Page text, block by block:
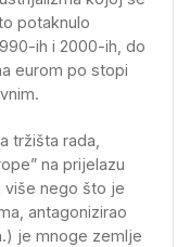
potaknulo
ih i 2000-ih, do
eurom po stopi
tržišta rada,
na prijelazu
više nego što je
antagonizirao
je mnoge zemlje